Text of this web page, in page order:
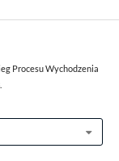
Procesu Wychodzenia